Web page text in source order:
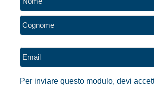
*
Email
*
Per inviare questo modulo, devi